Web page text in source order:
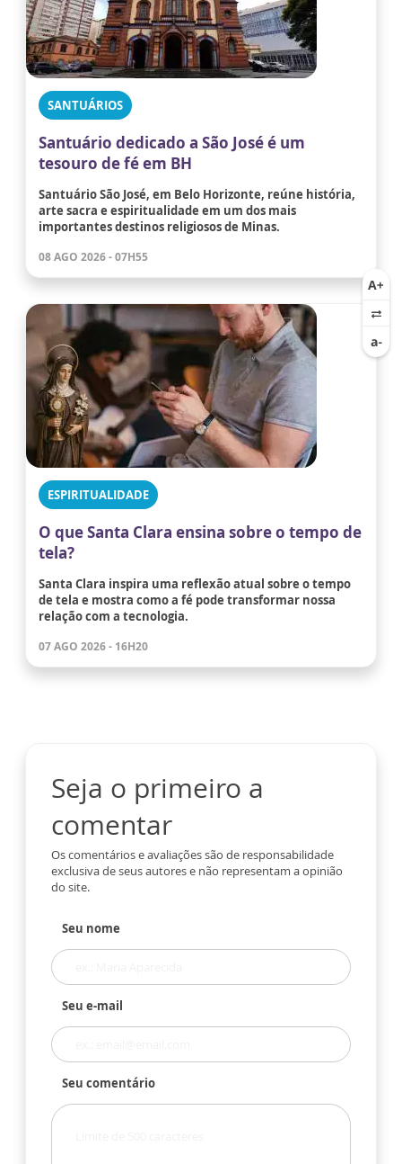
SANTUÁRIOS
Santuário dedicado a São José é um
tesouro de fé em BH
Santuário São José, em Belo Horizonte, reúne história,
arte sacra e espiritualidade em um dos mais
importantes destinos religiosos de Minas.
08 AGO 2026 - 07H55
ESPIRITUALIDADE
O que Santa Clara ensina sobre o tempo de
tela?
Santa Clara inspira uma reflexão atual sobre o tempo
de tela e mostra como a fé pode transformar nossa
relação com a tecnologia.
07 AGO 2026 - 16H20
Seja o primeiro a
comentar
Os comentários e avaliações são de responsabilidade
exclusiva de seus autores e não representam a opinião
do site.
Seu nome
Seu e-mail
Seu comentário